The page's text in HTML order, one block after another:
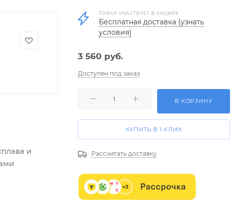
и
ТОВАР УЧАСТВУЕТ В АКЦИЯХ
Бесплатная доставка (узнать
условия)
3 560 руб.
Доступен под заказ
В КОРЗИНУ
КУПИТЬ В 1 КЛИК
Рассчитать доставку